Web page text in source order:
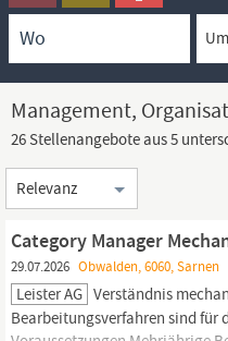
Management,
26 Stellenangebote aus 5
Sortierung
Category Manager
29.07.2026 Obwalden, 6060, Sarnen
Leister AG Verständnis
Bearbeitungsverfahren sind für